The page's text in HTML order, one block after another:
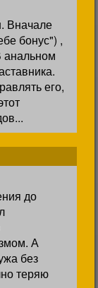
Вначале
бонус") ,
анальном
его,
до
А
без
теряю